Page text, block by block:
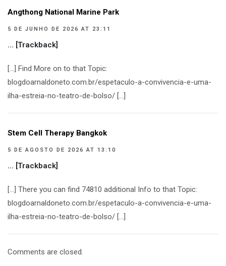
Angthong National Marine Park
5 DE JUNHO DE 2026 AT 23:11
… [Trackback]
[…] Find More on to that Topic:
blogdoarnaldoneto.com.br/espetaculo-a-convivencia-e-uma-
ilha-estreia-no-teatro-de-bolso/ […]
Stem Cell Therapy Bangkok
5 DE AGOSTO DE 2026 AT 13:10
… [Trackback]
[…] There you can find 74810 additional Info to that Topic:
blogdoarnaldoneto.com.br/espetaculo-a-convivencia-e-uma-
ilha-estreia-no-teatro-de-bolso/ […]
Comments are closed.